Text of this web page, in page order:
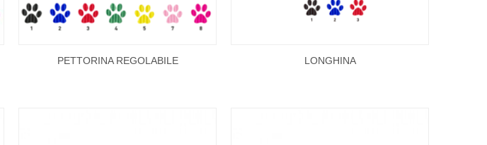
PETTORINA REGOLABILE LONGHINA